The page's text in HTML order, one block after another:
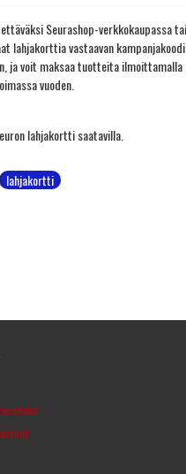
Seurashop-verkkokaupassa
lahjakorttia vastaavan
ja voit maksaa tuotteita ilmoittamalla
vuoden.
lahjakortti saatavilla.
lahjakortti